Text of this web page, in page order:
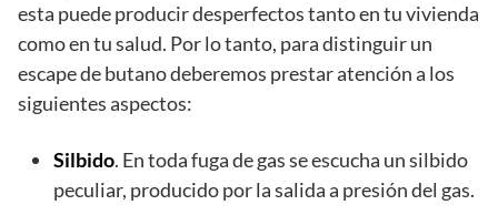
esta puede producir desperfectos tanto en tu vivienda
como en tu salud. Por lo tanto, para distinguir un
escape de butano deberemos prestar atención a los
siguientes aspectos:
Silbido. En toda fuga de gas se escucha un silbido
peculiar, producido por la salida a presión del gas.